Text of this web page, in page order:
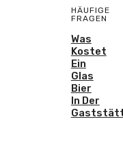
HÄUFIGE
FRAGEN
Was
Kostet
Ein
Glas
Bier
In Der